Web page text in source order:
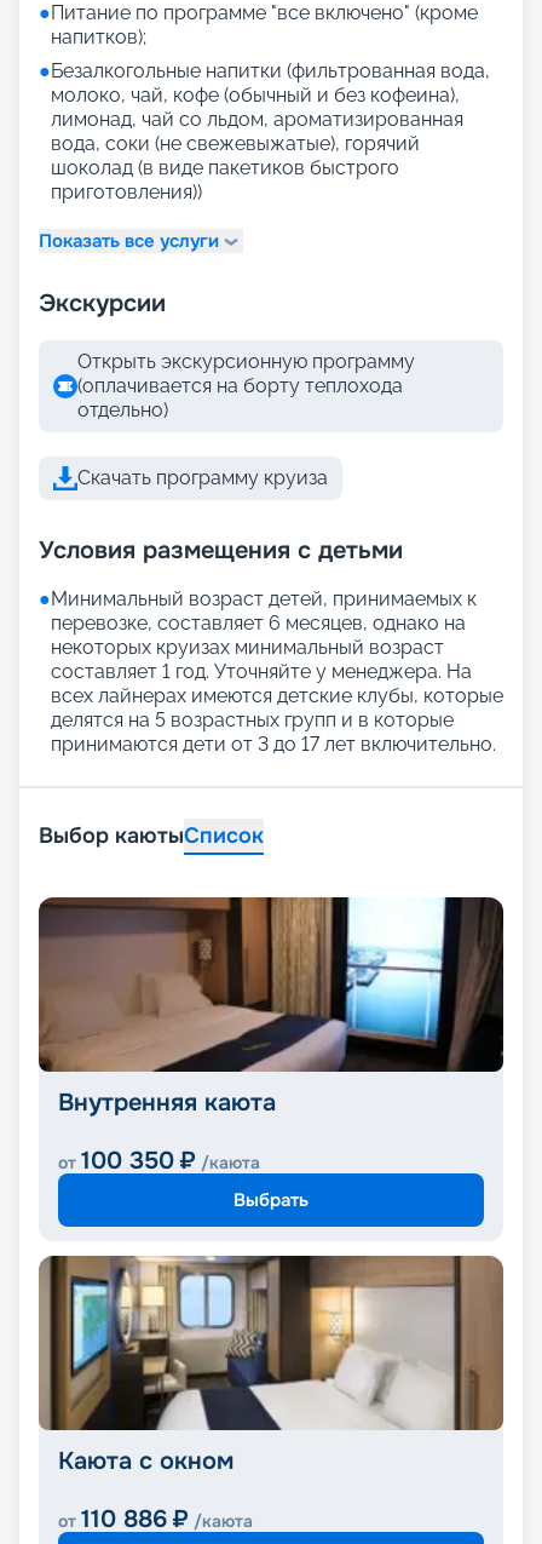
●Питание по программе "все включено" (кроме
напитков);
●Безалкогольные напитки (фильтрованная вода,
молоко, чай, кофе (обычный и без кофеина),
лимонад, чай со льдом, ароматизированная
вода, соки (не свежевыжатые), горячий
шоколад (в виде пакетиков быстрого
приготовления))
Показать все услуги
Экскурсии
Открыть экскурсионную программу
(оплачивается на борту теплохода
отдельно)
Скачать программу круиза
Условия размещения с детьми
●Минимальный возраст детей, принимаемых к
перевозке, составляет 6 месяцев, однако на
некоторых круизах минимальный возраст
составляет 1 год. Уточняйте у менеджера. На
всех лайнерах имеются детские клубы, которые
делятся на 5 возрастных групп и в которые
принимаются дети от 3 до 17 лет включительно.
Выбор каютыСписок
Внутренняя каюта
от 100 350 ₽ /каюта
Выбрать
Каюта с окном
от 110 886 ₽ /каюта